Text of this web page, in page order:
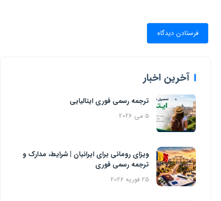
آخرین اخبار
ترجمه رسمی فوری ایتالیایی
5 می 2026
ویزای رومانی برای ایرانیان | شرایط، مدارک و
ترجمه رسمی فوری
25 فوریه 2026